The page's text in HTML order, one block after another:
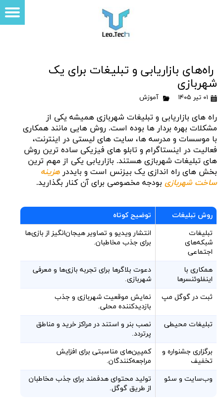
راه‌های بازاریابی و تبلیغات برای یک
شهربازی
۰۱ تیر ۱۴۰۵ آموزش
راه های بازاریابی و تبلیغات شهربازی همیشه یکی از
مشکلات بهره بردار ها بوده است. روش هایی مانند همکاری
با موسسات و مدرسه ها، سایت های لیستی در اینترنت،
فعالیت در اینستاگرام و تابلو های فیزیکی ساده ترین روش
های تبلیغات شهربازی هستند. بازاریابی یکی از مهم ترین
بخش های راه اندازی یک بیزنس است و بایددر هزینه
ساخت شهربازی بودجه مخصوصی برای آن کنار بگذارید.
روش تبلیغات
توضیح کوتاه
تبلیغات
شبکه‌های
اجتماعی
انتشار ویدیو و تصاویر هیجان‌انگیز از بازی‌ها
برای جذب مخاطبان.
همکاری با
اینفلوئنسرها
دعوت بلاگرها برای تجربه بازی‌ها و معرفی
شهربازی.
ثبت در گوگل مپ
نمایش موقعیت شهربازی و جذب
بازدیدکننده محلی.
تبلیغات محیطی
نصب بنر و استند در مراکز خرید و مناطق
پرتردد.
برگزاری جشنواره و
تخفیف
کمپین‌های مناسبتی برای افزایش
مراجعه‌کنندگان.
وب‌سایت و سئو
تولید محتوای هدفمند برای جذب مخاطبان
از طریق گوگل.